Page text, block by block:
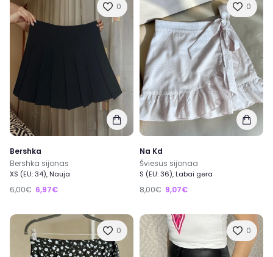
0
Bershka
Bershka sijonas
XS (EU: 34), Nauja
6,00€ 6,97€
0
Na Kd
Šviesus sijonaa
S (EU: 36), Labai gera
8,00€ 9,07€
0 0